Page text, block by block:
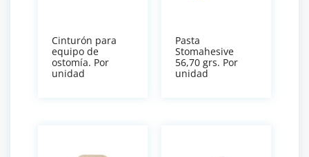
Cinturón para
equipo de
ostomía. Por
unidad
Pasta
Stomahesive
56,70 grs. Por
unidad